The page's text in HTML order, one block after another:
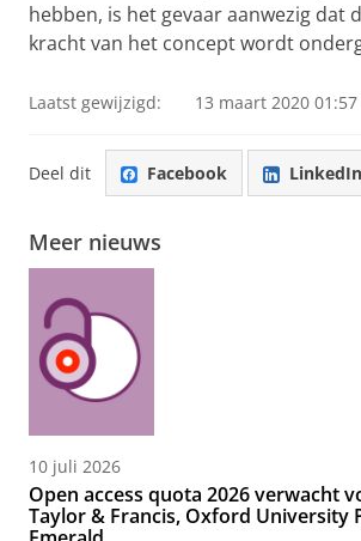
hebben, is het gevaar aanwezig dat
kracht van het concept wordt
Laatst gewijzigd: 13 maart 2020 01:57
Deel dit Facebook LinkedIn
Meer nieuws
10 juli 2026
Open access quota 2026 verwacht
Taylor & Francis, Oxford University